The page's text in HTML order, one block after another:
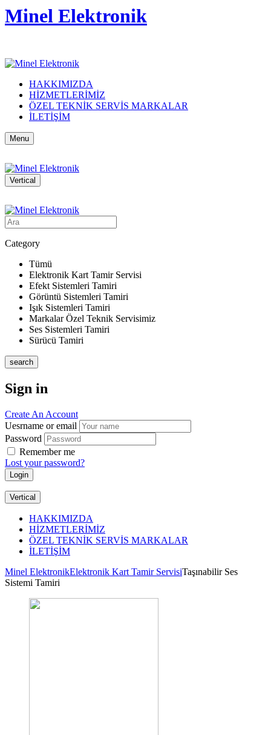
Minel Elektronik
HAKKIMIZDA
HİZMETLERİMİZ
ÖZEL TEKNİK SERVİS MARKALAR
İLETİŞİM
Menu
Vertical
Category
Tümü
Elektronik Kart Tamir Servisi
Efekt Sistemleri Tamiri
Görüntü Sistemleri Tamiri
Işık Sistemleri Tamiri
Markalar Özel Teknik Servisimiz
Ses Sistemleri Tamiri
Sürücü Tamiri
search
Sign in
Create An Account
Uesrname or email
Password
Remember me
Lost your password?
Vertical
HAKKIMIZDA
HİZMETLERİMİZ
ÖZEL TEKNİK SERVİS MARKALAR
İLETİŞİM
Minel ElektronikElektronik Kart Tamir ServisiTaşınabilir Ses
Sistemi Tamiri